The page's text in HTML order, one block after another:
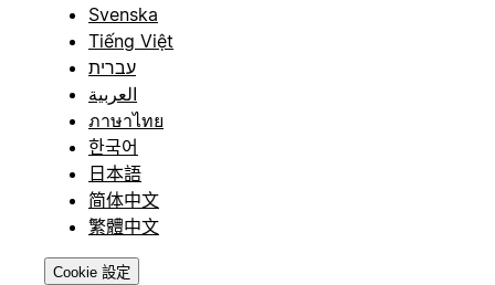
Svenska
Tiếng Việt
עברית
العربية
ภาษาไทย
한국어
日本語
简体中文
繁體中文
Cookie 設定